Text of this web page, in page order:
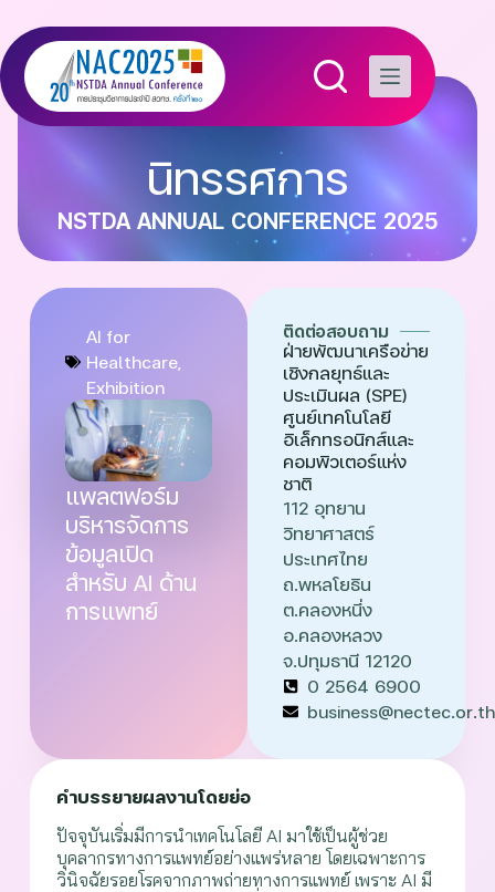
นิทรรศการ
NSTDA ANNUAL CONFERENCE 2025
AI for
Healthcare,
Exhibition
แพลตฟอร์ม
บริหารจัดการ
ข้อมูลเปิด
สำหรับ AI ด้าน
การแพทย์
ติดต่อสอบถาม
ฝ่ายพัฒนาเครือข่าย
เชิงกลยุทธ์และ
ประเมินผล (SPE)
ศูนย์เทคโนโลยี
อิเล็กทรอนิกส์และ
คอมพิวเตอร์แห่ง
ชาติ
112 อุทยาน
วิทยาศาสตร์
ประเทศไทย
ถ.พหลโยธิน
ต.คลองหนึ่ง
อ.คลองหลวง
จ.ปทุมธานี 12120
0 2564 6900
business@nectec.or.th
คำบรรยายผลงานโดยย่อ
ปัจจุบันเริ่มมีการนำเทคโนโลยี AI มาใช้เป็นผู้ช่วย
บุคลากรทางการแพทย์อย่างแพร่หลาย โดยเฉพาะการ
วินิจฉัยรอยโรคจากภาพถ่ายทางการแพทย์ เพราะ AI มี